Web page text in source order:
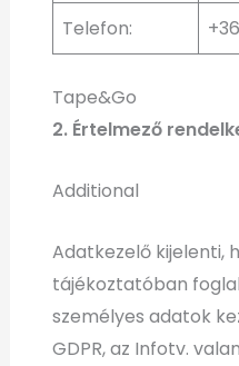
Telefon:
Tape&Go
2. Értelmező
Additional
Adatkezelő kijelenti,
tájékoztatóban
személyes adatok
GDPR, az Infotv.